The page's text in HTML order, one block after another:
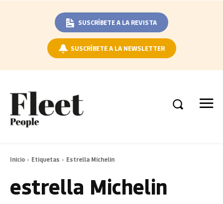
SUSCRÍBETE A LA REVISTA
SUSCRÍBETE A LA NEWSLETTER
Inicio Etiquetas Estrella Michelin
estrella Michelin